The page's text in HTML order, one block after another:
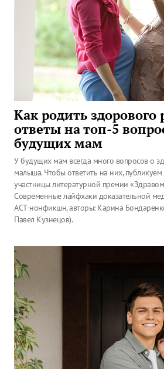
Как родить здорового
ответы на топ-5
будущих мам
У будущих мам всегда много вопросов о
малыша. Чтобы ответить на них,
участницы литературной премии
Современные лайфхаки доказательной
АСТ-нонфикшн, авторы: Карина
Павел Кузнецов).